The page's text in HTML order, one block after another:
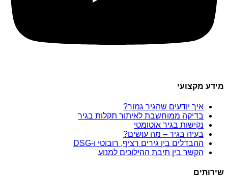
מידע מקצועי
איך יודעים שהגיר גמור?
בדיקה ממוחשבת לאיתור תקלות בגיר
נקישות בגיר אוטומטי
בעיה בגיר – מה עושים?
ההבדלים בין גירים רציף, רובוטי ו-DSG
הקשר בין תיבת ההילוכים למנוע
שירותים